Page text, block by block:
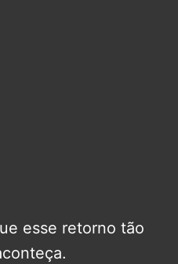
esse retorno tão